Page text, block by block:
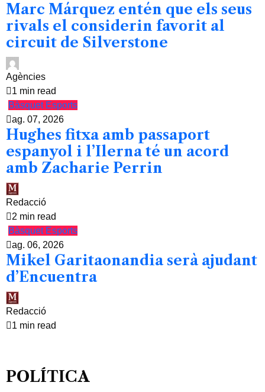
Marc Márquez entén que els seus
rivals el considerin favorit al
circuit de Silverstone
Agències
1 min read
Bàsquet Esports
ag. 07, 2026
Hughes fitxa amb passaport
espanyol i l’Ilerna té un acord
amb Zacharie Perrin
Redacció
2 min read
Bàsquet Esports
ag. 06, 2026
Mikel Garitaonandia serà ajudant
d’Encuentra
Redacció
1 min read
POLÍTICA